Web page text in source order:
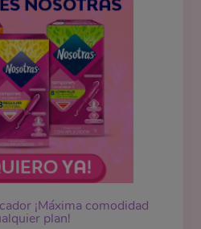
¡Máxima comodidad
plan!